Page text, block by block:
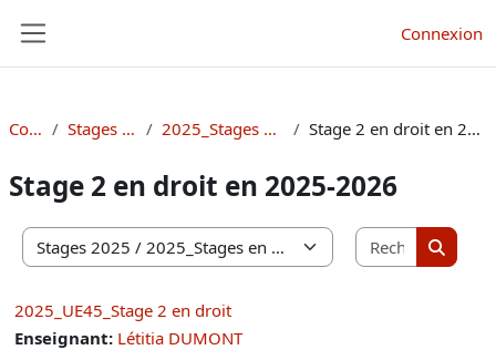
Connexion
Cours Stages 2025 2025_Stages en droit Stage 2 en droit en 2025-2026
Stage 2 en droit en 2025-2026
Catégories de cours
2025_UE45_Stage 2 en droit
Enseignant: Létitia DUMONT